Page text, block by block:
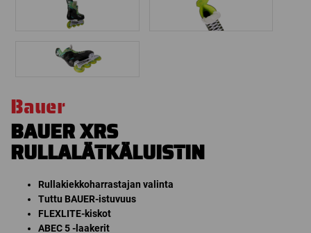
Bauer
BAUER XRS
RULLALÄTKÄLUISTIN
Rullakiekkoharrastajan valinta
Tuttu BAUER-istuvuus
FLEXLITE-kiskot
ABEC 5 -laakerit